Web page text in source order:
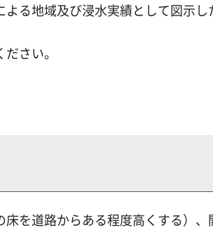
る地域及び浸水実績として図示し
さい。
を道路からある程度高くする）